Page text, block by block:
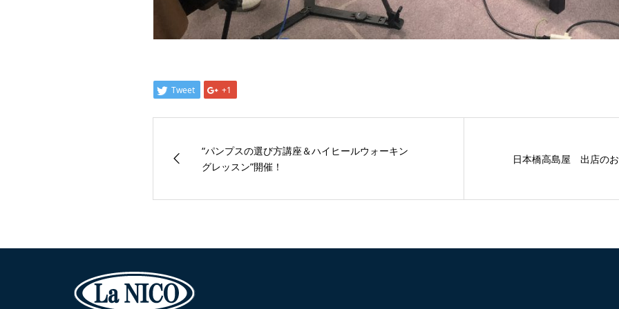
Tweet +1
“パンプスの選び方講座＆ハイヒールウォーキン
グレッスン”開催！
日本橋高島屋 出店の